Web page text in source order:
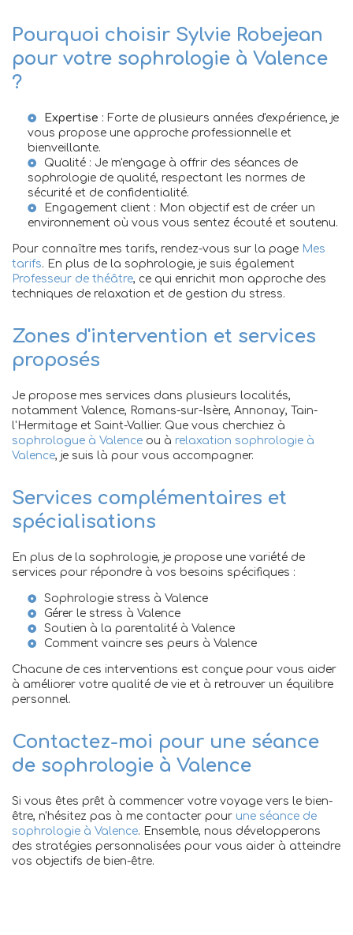
Pourquoi choisir Sylvie Robejean
pour votre sophrologie à Valence
?
Expertise : Forte de plusieurs années d'expérience, je
vous propose une approche professionnelle et
bienveillante.
Qualité : Je m'engage à offrir des séances de
sophrologie de qualité, respectant les normes de
sécurité et de confidentialité.
Engagement client : Mon objectif est de créer un
environnement où vous vous sentez écouté et soutenu.
Pour connaître mes tarifs, rendez-vous sur la page Mes
tarifs. En plus de la sophrologie, je suis également
Professeur de théâtre, ce qui enrichit mon approche des
techniques de relaxation et de gestion du stress.
Zones d'intervention et services
proposés
Je propose mes services dans plusieurs localités,
notamment Valence, Romans-sur-Isère, Annonay, Tain-
l'Hermitage et Saint-Vallier. Que vous cherchiez à
sophrologue à Valence ou à relaxation sophrologie à
Valence, je suis là pour vous accompagner.
Services complémentaires et
spécialisations
En plus de la sophrologie, je propose une variété de
services pour répondre à vos besoins spécifiques :
Sophrologie stress à Valence
Gérer le stress à Valence
Soutien à la parentalité à Valence
Comment vaincre ses peurs à Valence
Chacune de ces interventions est conçue pour vous aider
à améliorer votre qualité de vie et à retrouver un équilibre
personnel.
Contactez-moi pour une séance
de sophrologie à Valence
Si vous êtes prêt à commencer votre voyage vers le bien-
être, n'hésitez pas à me contacter pour une séance de
sophrologie à Valence. Ensemble, nous développerons
des stratégies personnalisées pour vous aider à atteindre
vos objectifs de bien-être.